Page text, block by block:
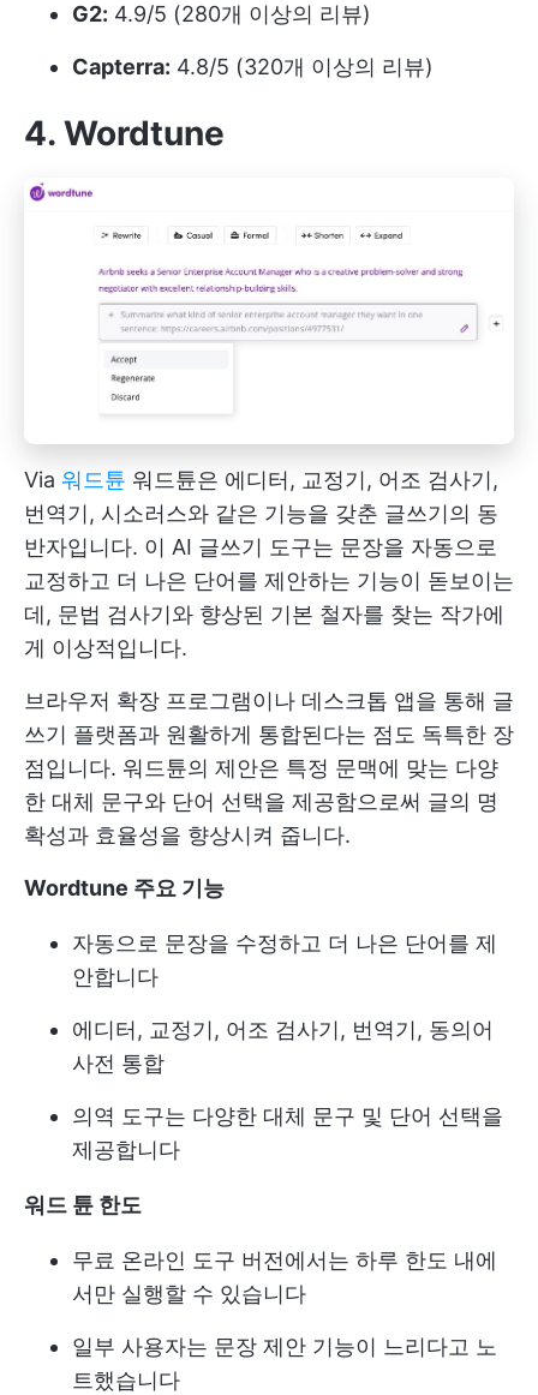
G2: 4.9/5 (280개 이상의 리뷰)
Capterra: 4.8/5 (320개 이상의 리뷰)
4. Wordtune
Via 워드튠 워드튠은 에디터, 교정기, 어조 검사기,
번역기, 시소러스와 같은 기능을 갖춘 글쓰기의 동
반자입니다. 이 AI 글쓰기 도구는 문장을 자동으로
교정하고 더 나은 단어를 제안하는 기능이 돋보이는
데, 문법 검사기와 향상된 기본 철자를 찾는 작가에
게 이상적입니다.
브라우저 확장 프로그램이나 데스크톱 앱을 통해 글
쓰기 플랫폼과 원활하게 통합된다는 점도 독특한 장
점입니다. 워드튠의 제안은 특정 문맥에 맞는 다양
한 대체 문구와 단어 선택을 제공함으로써 글의 명
확성과 효율성을 향상시켜 줍니다.
Wordtune 주요 기능
자동으로 문장을 수정하고 더 나은 단어를 제
안합니다
에디터, 교정기, 어조 검사기, 번역기, 동의어
사전 통합
의역 도구는 다양한 대체 문구 및 단어 선택을
제공합니다
워드 튠 한도
무료 온라인 도구 버전에서는 하루 한도 내에
서만 실행할 수 있습니다
일부 사용자는 문장 제안 기능이 느리다고 노
트했습니다